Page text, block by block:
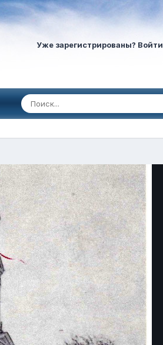
Уже зарегистрированы? Войти